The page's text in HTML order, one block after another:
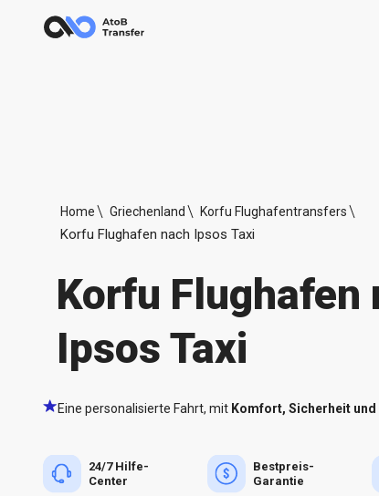
Home Griechenland Korfu Flughafentransfers
Korfu Flughafen nach Ipsos Taxi
Korfu Flughafen
Ipsos Taxi
Eine personalisierte Fahrt, mit Komfort, Sicherheit
24/7 Hilfe-
Center
Bestpreis-
Garantie